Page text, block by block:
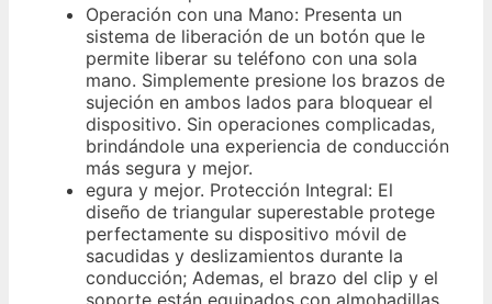
Operación con una Mano: Presenta un
sistema de liberación de un botón que le
permite liberar su teléfono con una sola
mano. Simplemente presione los brazos de
sujeción en ambos lados para bloquear el
dispositivo. Sin operaciones complicadas,
brindándole una experiencia de conducción
más segura y mejor.
egura y mejor. Protección Integral: El
diseño de triangular superestable protege
perfectamente su dispositivo móvil de
sacudidas y deslizamientos durante la
conducción; Ademas, el brazo del clip y el
soporte están equipados con almohadillas